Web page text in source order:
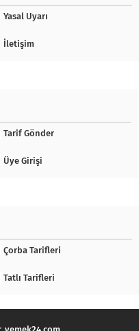
Yasal Uyarı
İletişim
Tarif Gönder
Üye Girişi
Çorba Tarifleri
Tatlı Tarifleri